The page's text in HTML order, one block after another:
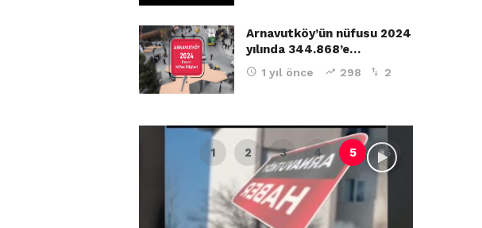
Arnavutköy’ün nüfusu 2024
yılında 344.868’e…
1 yıl önce 298 2